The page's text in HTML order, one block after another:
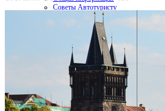
Советы Автотуристу
Правила дор.движения
Карты и путеводители
Интерактивная карта
Карты платных дорог
Карта сайта